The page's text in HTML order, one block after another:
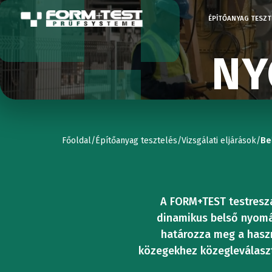
ÉPÍTŐANYAG
gépek
Főoldal/Építőanyag tesztelés/Vizsgálati eljárások/
A FORM+TEST
dinamikus belső
határozza meg a
közegekhez